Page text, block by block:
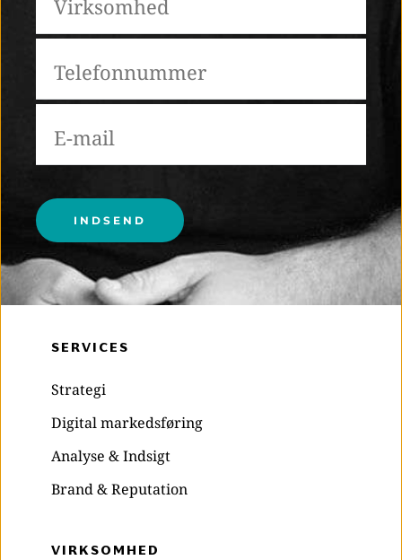
SERVICES
Strategi
Digital markedsføring
Analyse & Indsigt
Brand & Reputation
VIRKSOMHED